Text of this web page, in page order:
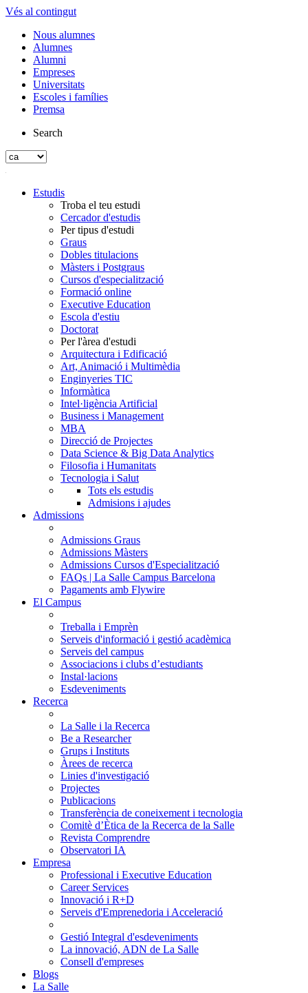
Vés al contingut
Nous alumnes
Alumnes
Alumni
Empreses
Universitats
Escoles i famílies
Premsa
Search
Estudis
Troba el teu estudi
Cercador d'estudis
Per tipus d'estudi
Graus
Dobles titulacions
Màsters i Postgraus
Cursos d'especialització
Formació online
Executive Education
Escola d'estiu
Doctorat
Per l'àrea d'estudi
Arquitectura i Edificació
Art, Animació i Multimèdia
Enginyeries TIC
Informàtica
Intel·ligència Artificial
Business i Management
MBA
Direcció de Projectes
Data Science & Big Data Analytics
Filosofia i Humanitats
Tecnologia i Salut
Tots els estudis
Admisions i ajudes
Admissions
Admissions Graus
Admissions Màsters
Admissions Cursos d'Especialització
FAQs | La Salle Campus Barcelona
Pagaments amb Flywire
El Campus
Treballa i Emprèn
Serveis d'informació i gestió acadèmica
Serveis del campus
Associacions i clubs d’estudiants
Instal·lacions
Esdeveniments
Recerca
La Salle i la Recerca
Be a Researcher
Grups i Instituts
Àrees de recerca
Linies d'investigació
Projectes
Publicacions
Transferència de coneixement i tecnologia
Comitè d’Ètica de la Recerca de la Salle
Revista Comprendre
Observatori IA
Empresa
Professional i Executive Education
Career Services
Innovació i R+D
Serveis d'Emprenedoria i Acceleració
Gestió Integral d'esdeveniments
La innovació, ADN de La Salle
Consell d'empreses
Blogs
La Salle